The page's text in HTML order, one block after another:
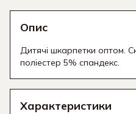
Опис
Дитячі шкарпетки оптом.
поліестер 5% спандекс.
Характеристики